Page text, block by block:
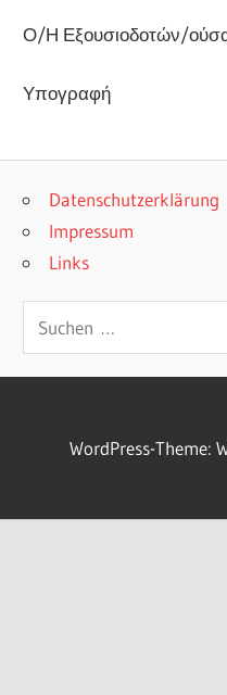
Ο/Η Εξουσιοδοτών/
Υπογραφή
Datenschutzerklärung
Impressum
Links
Suchen
nach:
WordPress-Theme: